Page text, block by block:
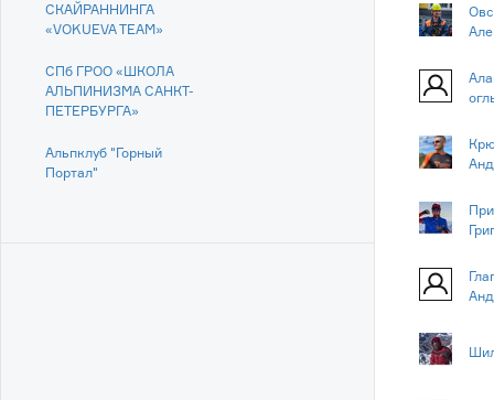
СКАЙРАННИНГА
«VOKUEVA TEAM»
СПб ГРОО «ШКОЛА
АЛЬПИНИЗМА САНКТ-
ПЕТЕРБУРГА»
Альпклуб "Горный
Портал"